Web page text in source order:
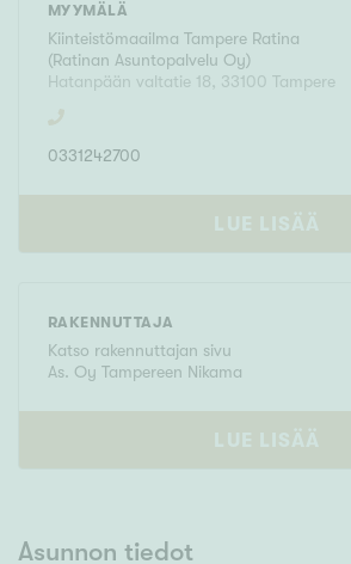
MYYMÄLÄ
Kiinteistömaailma Tampere Ratina
(Ratinan Asuntopalvelu Oy)
Hatanpään valtatie 18, 33100 Tampere
0331242700
LUE LISÄÄ
RAKENNUTTAJA
Katso rakennuttajan sivu
As. Oy Tampereen Nikama
LUE LISÄÄ
Asunnon tiedot